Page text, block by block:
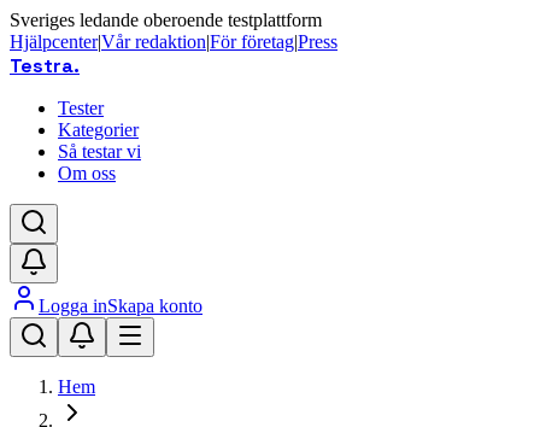
Sveriges ledande oberoende testplattform
Hjälpcenter|Vår redaktion|För företag|Press
Testra.
Tester
Kategorier
Så testar vi
Om oss
Logga inSkapa konto
Hem